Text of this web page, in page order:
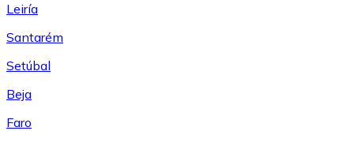
Leiría
Santarém
Setúbal
Beja
Faro